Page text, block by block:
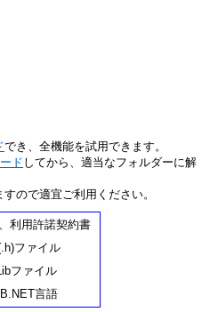
でき、全機能を試用できます。
ド してから、適当なフォルダーに解
ので適宜ご利用ください。
利用許諾契約書
ファイル
ファイル
言語